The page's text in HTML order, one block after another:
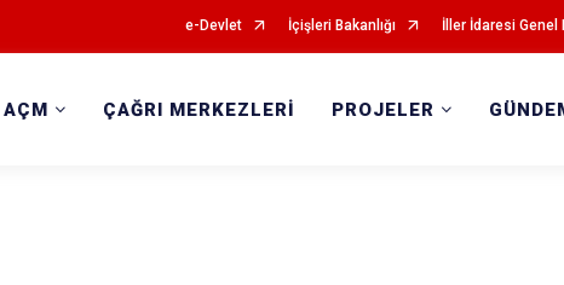
e-Devlet İçişleri Bakanlığı İller İdaresi Genel
ÇAĞRI MERKEZLERİ PROJELER